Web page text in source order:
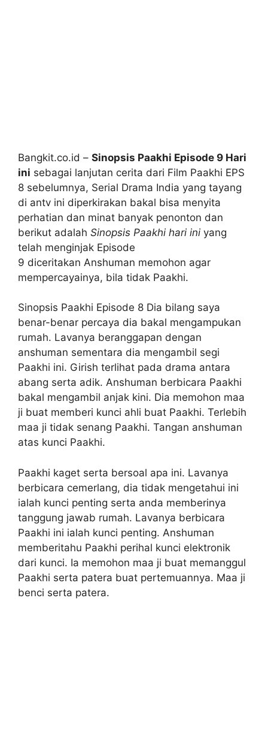
Bangkit.co.id – Sinopsis Paakhi Episode 9 Hari
ini sebagai lanjutan cerita dari Film Paakhi EPS
8 sebelumnya, Serial Drama India yang tayang
di antv ini diperkirakan bakal bisa menyita
perhatian dan minat banyak penonton dan
berikut adalah Sinopsis Paakhi hari ini yang
telah menginjak Episode
9 diceritakan Anshuman memohon agar
mempercayainya, bila tidak Paakhi.
Sinopsis Paakhi Episode 8 Dia bilang saya
benar-benar percaya dia bakal mengampukan
rumah. Lavanya beranggapan dengan
anshuman sementara dia mengambil segi
Paakhi ini. Girish terlihat pada drama antara
abang serta adik. Anshuman berbicara Paakhi
bakal mengambil anjak kini. Dia memohon maa
ji buat memberi kunci ahli buat Paakhi. Terlebih
maa ji tidak senang Paakhi. Tangan anshuman
atas kunci Paakhi.
Paakhi kaget serta bersoal apa ini. Lavanya
berbicara cemerlang, dia tidak mengetahui ini
ialah kunci penting serta anda memberinya
tanggung jawab rumah. Lavanya berbicara
Paakhi ini ialah kunci penting. Anshuman
memberitahu Paakhi perihal kunci elektronik
dari kunci. Ia memohon maa ji buat memanggul
Paakhi serta patera buat pertemuannya. Maa ji
benci serta patera.